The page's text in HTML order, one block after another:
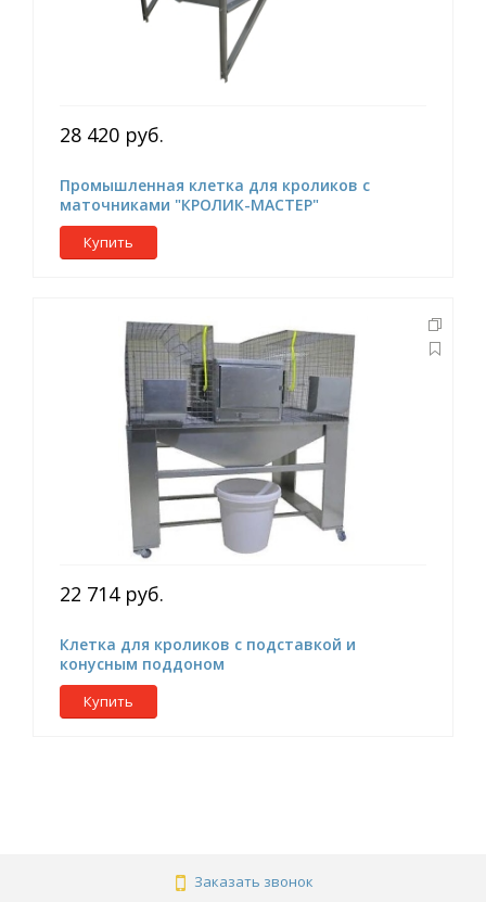
28 420 руб.
Промышленная клетка для кроликов с
маточниками "КРОЛИК-МАСТЕР"
Купить
22 714 руб.
Клетка для кроликов с подставкой и
конусным поддоном
Купить
Заказать звонок